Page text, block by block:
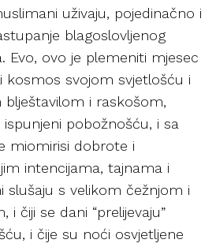
uživaju, pojedinačno i
blagoslovljenog
Evo, ovo je plemeniti mjesec
kosmos svojom svjetlošću i
blještavilom i raskošom,
pobožnošću, i sa
miomirisi dobrote i
intencijama, tajnama i
slušaju s velikom čežnjom i
i čiji se dani “prelijevaju”
i čije su noći osvjetljene